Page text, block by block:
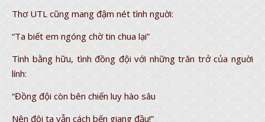
Thơ UTL cũng mang đậm nét tình nguời:
“Ta biết em ngóng chờ tin chua lại”
Tình bằng hữu, tình đồng đội với những trăn trở của nguời
lính:
“Đồng đội còn bên chiến luy hào sâu
Nên đôi ta vẫn cách bến giang đầu!”